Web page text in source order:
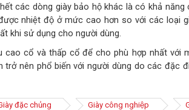
các dòng giày bảo hộ khác là có khả năng
nhiệt độ ở mức cao hơn so với các loại
khi sử dụng cho người dùng.
cổ và thấp cổ để cho phù hợp nhất với
trở nên phổ biến với người dùng do các đặc
đặc chủng Giày công nghiệp